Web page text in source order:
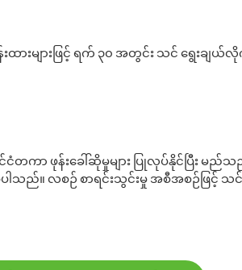
ားများဖြင့် ရက် ၃၀ အတွင်း သင် ရွေးခ
င်ငံတကာ ဖုန်းခေါ်ဆိုမှုများ ပြုလုပ်နိုင်ပြီး
ည်။ လစဉ် စာရင်းသွင်းမှု အစီအစဉ်ဖြင့် သ